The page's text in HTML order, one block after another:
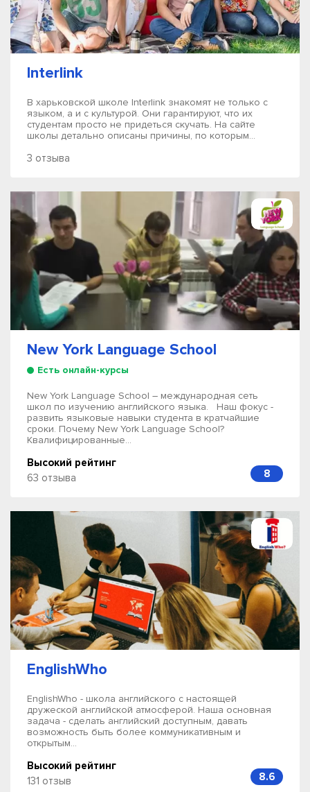
Interlink
В харьковской школе Interlink знакомят не только с
языком, а и с культурой. Они гарантируют, что их
студентам просто не придеться скучать. На сайте
школы детально описаны причины, по которым...
3 отзыва
New York Language School
Есть онлайн-курсы
New York Language School – международная сеть
школ по изучению английского языка. Наш фокус -
развить языковые навыки студента в кратчайшие
сроки. Почему New York Language School?
Квалифицированные...
Высокий рейтинг
63 отзыва
8
EnglishWho
EnglishWho - школа английского с настоящей
дружеской английской атмосферой. Наша основная
задача - сделать английский доступным, давать
возможность быть более коммуникативным и
открытым...
Высокий рейтинг
131 отзыв
8.6